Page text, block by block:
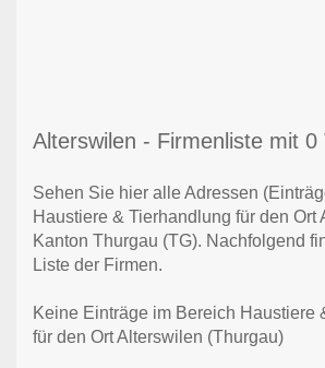
Alterswilen - Firmenliste mit 0
Sehen Sie hier alle Adressen
Haustiere & Tierhandlung für den Ort
Kanton Thurgau (TG). Nachfolgend
Liste der Firmen.
Keine Einträge im Bereich Haustiere
für den Ort Alterswilen (Thurgau)